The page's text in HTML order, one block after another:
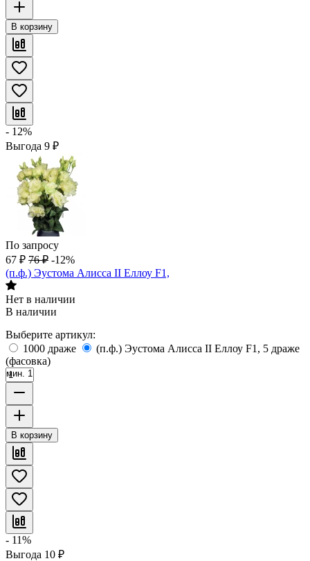
В корзину
- 12%
Выгода 9 ₽
По запросу
67 ₽ 76 ₽ -12%
(п.ф.) Эустома Алисса II Еллоу F1,
Нет в наличии
В наличии
Выберите артикул:
1000 драже
(п.ф.) Эустома Алисса II Еллоу F1, 5 драже
(фасовка)
мин. 1
В корзину
- 11%
Выгода 10 ₽